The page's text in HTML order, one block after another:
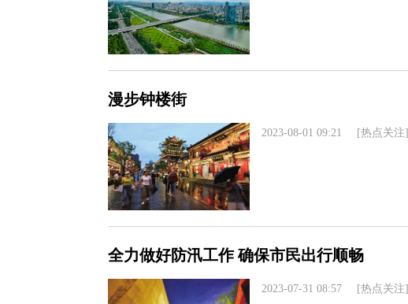
漫步钟楼街
2023-08-01 09:21 [热点关注]
全力做好防汛工作 确保市民出行顺畅
2023-07-31 08:57 [热点关注]